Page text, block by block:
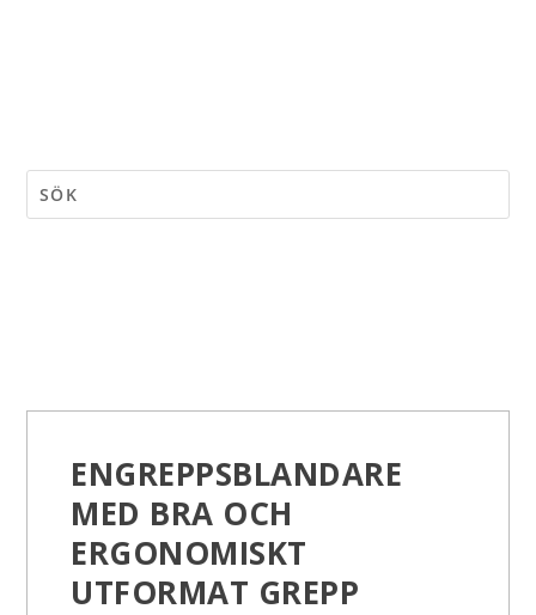
ENGREPPSBLANDARE
MED BRA OCH
ERGONOMISKT
UTFORMAT GREPP